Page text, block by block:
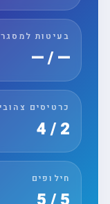
בעיטות למסגרת
— / —
כרטיסים צהובים
חילופים